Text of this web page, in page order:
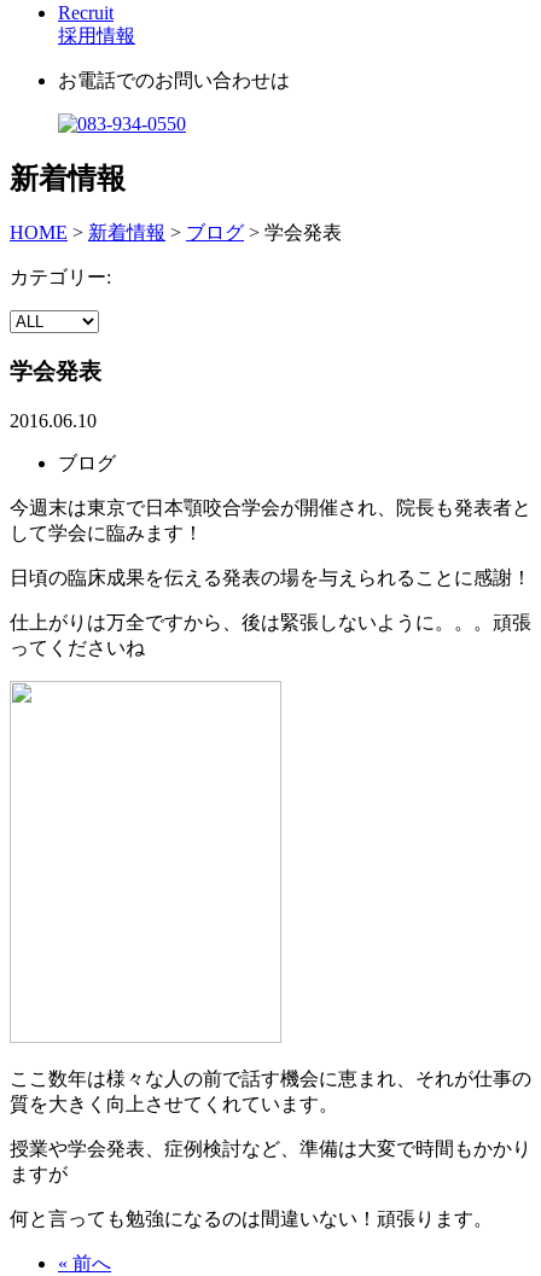
Recruit
採用情報
お電話でのお問い合わせは
新着情報
HOME > 新着情報 > ブログ > 学会発表
カテゴリー:
学会発表
2016.06.10
ブログ
今週末は東京で日本顎咬合学会が開催され、院長も発表者と
して学会に臨みます！
日頃の臨床成果を伝える発表の場を与えられることに感謝！
仕上がりは万全ですから、後は緊張しないように。。。頑張
ってくださいね
ここ数年は様々な人の前で話す機会に恵まれ、それが仕事の
質を大きく向上させてくれています。
授業や学会発表、症例検討など、準備は大変で時間もかかり
ますが
何と言っても勉強になるのは間違いない！頑張ります。
« 前へ